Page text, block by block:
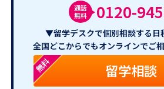
通話
無料
0120-
▼留学デスクで個別相談する日
全国どこからでもオンラインでご
無料 留学相談